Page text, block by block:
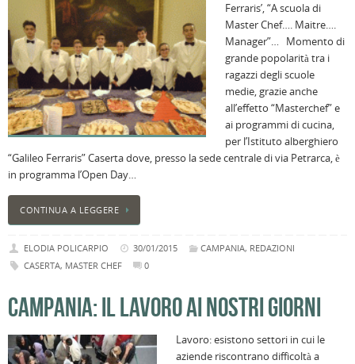
Ferraris’, “A scuola di
Master Chef…. Maitre….
Manager”… Momento di
grande popolarità tra i
ragazzi degli scuole
medie, grazie anche
all’effetto “Masterchef” e
ai programmi di cucina,
per l’Istituto alberghiero
“Galileo Ferraris” Caserta dove, presso la sede centrale di via Petrarca, è
in programma l’Open Day…
CONTINUA A LEGGERE
ELODIA POLICARPIO 30/01/2015 CAMPANIA, REDAZIONI
CASERTA, MASTER CHEF 0
CAMPANIA: IL LAVORO AI NOSTRI GIORNI
Lavoro: esistono settori in cui le
aziende riscontrano difficoltà a